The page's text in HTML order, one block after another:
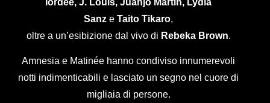
Iordee, J. Louis, Juanjo Martin, Lydia
Sanz eTaito Tikaro,
oltre a un’esibizione dal vivo di Rebeka Brown.
Amnesia e Matinée hanno condiviso innumerevoli
notti indimenticabili e lasciato un segno nel cuore di
migliaia di persone.